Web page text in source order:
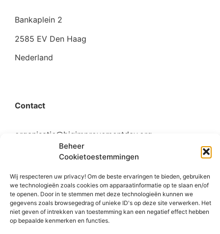
Beheer
Cookietoestemmingen
Wij respecteren uw privacy! Om de beste ervaringen te bieden, gebruiken
we technologieën zoals cookies om apparaatinformatie op te slaan en/of
te openen. Door in te stemmen met deze technologieën kunnen we
gegevens zoals browsegedrag of unieke ID's op deze site verwerken. Het
niet geven of intrekken van toestemming kan een negatief effect hebben
op bepaalde kenmerken en functies.
Bankaplein 2
2585 EV Den Haag
Nederland
Contact
organisatie@bigimprovementday.org
+31 6 53124595
Social